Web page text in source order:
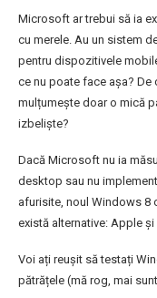
Microsoft ar trebui să ia
cu merele. Au un sistem
pentru dispozitivele
ce nu poate face așa? De
mulțumește doar o mică
izbeliște?
Dacă Microsoft nu ia
desktop sau nu
afurisite, noul Windows 8
există alternative: Apple și
Voi ați reușit să testați
pătrățele (mă rog, mai